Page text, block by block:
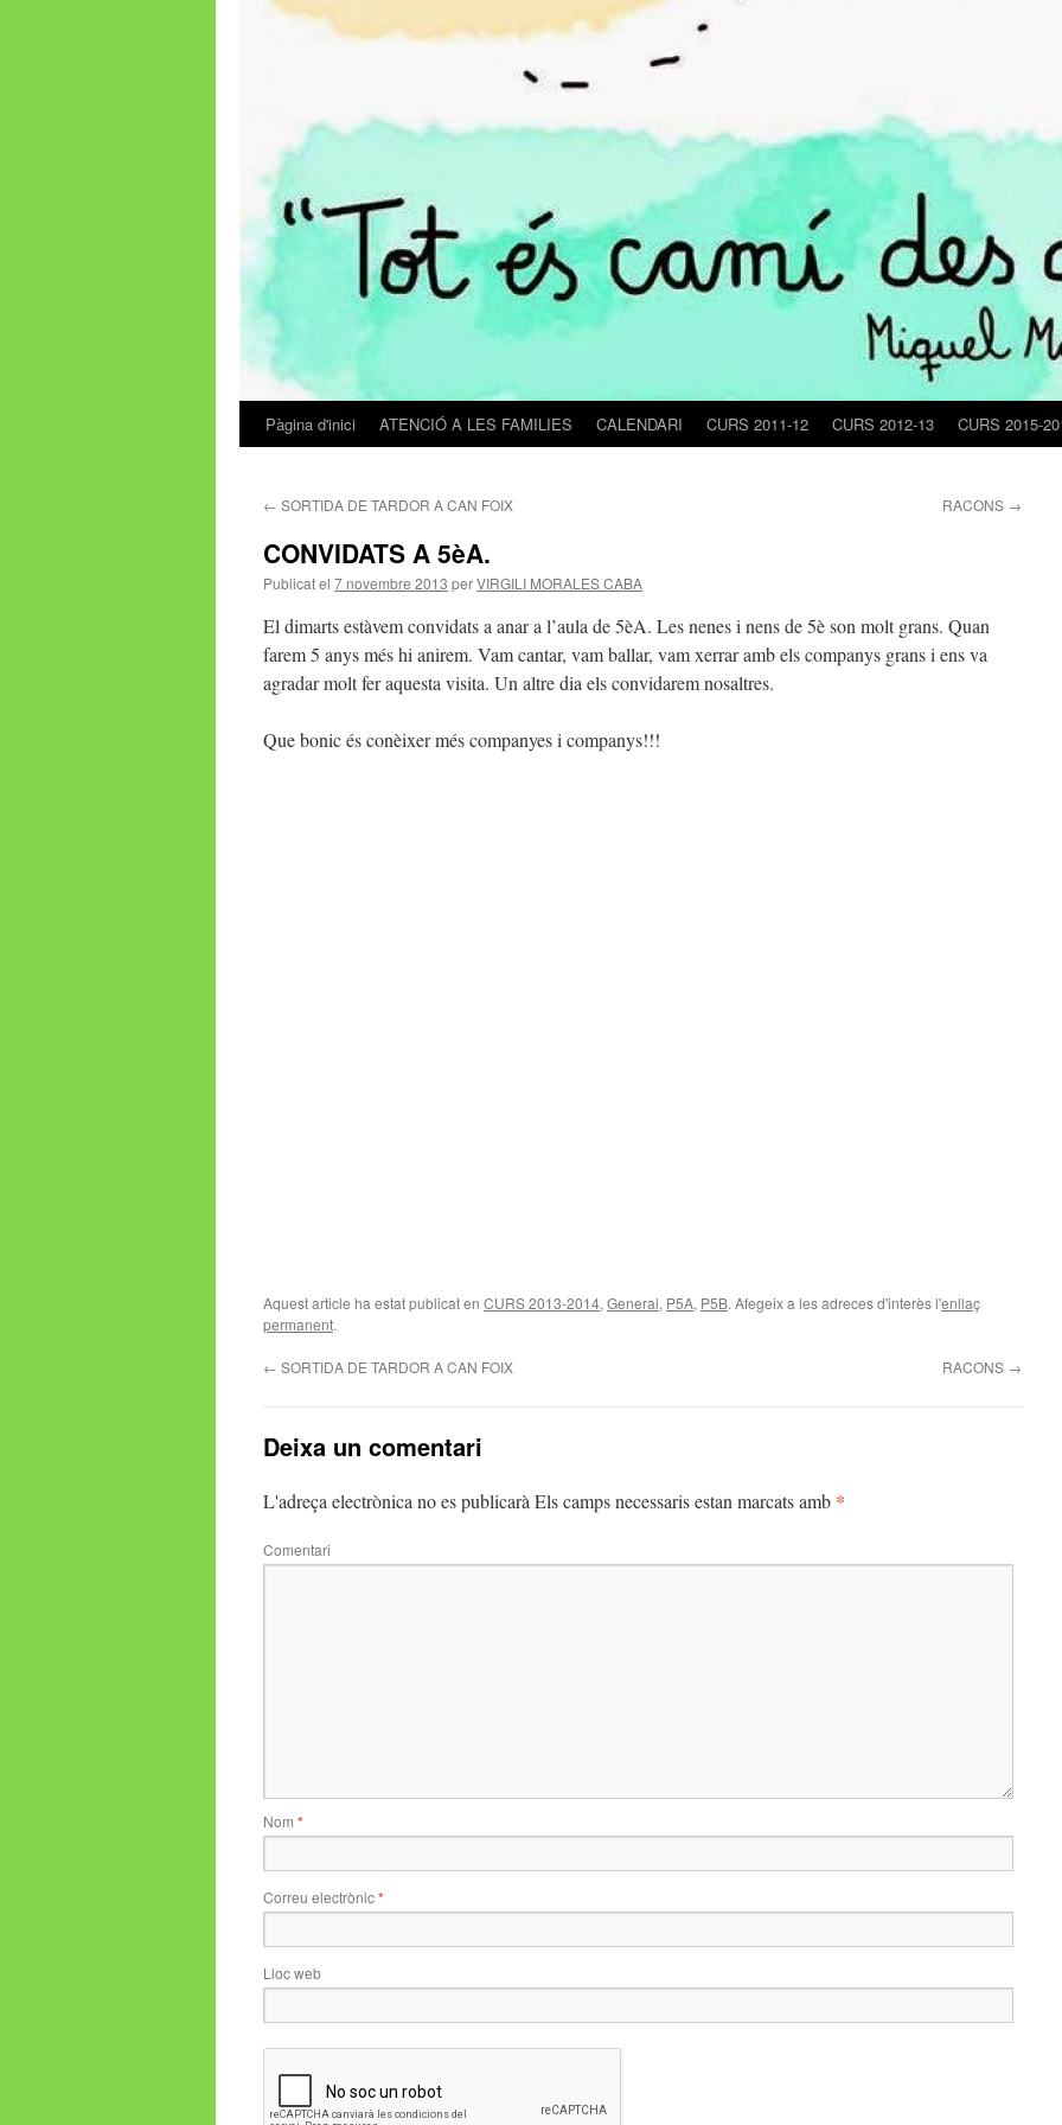
Vés
contingut
Pàgina d'inici ATENCIÓ A LES FAMILIES CALENDARI CURS 2011-12 CURS 2012-13 CURS 2015-
← SORTIDA DE TARDOR A CAN FOIX RACONS →
CONVIDATS A 5èA.
Publicat el 7 novembre 2013 perVIRGILI MORALES CABA
El dimarts estàvem convidats a anar a l’aula de 5èA. Les nenes i nens de 5è son molt grans. Quan
farem 5 anys més hi anirem. Vam cantar, vam ballar, vam xerrar amb els companys grans i ens va
agradar molt fer aquesta visita. Un altre dia els convidarem nosaltres.
Que bonic és conèixer més companyes i companys!!!
Aquest article ha estat publicat en CURS 2013-2014, General, P5A, P5B. Afegeix a les adreces d'interès l'enllaç
permanent.
← SORTIDA DE TARDOR A CAN FOIX RACONS →
Deixa un comentari
L'adreça electrònica no es publicarà Els camps necessaris estan marcats amb *
Comentari
Nom *
Correu electrònic*
Lloc web